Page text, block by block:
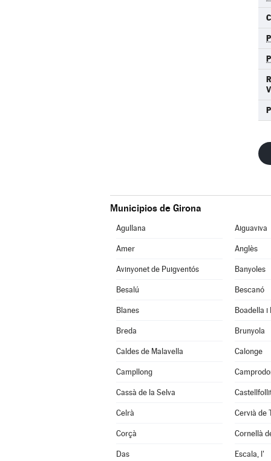
Municipios de Girona
Agullana Aiguaviva
Amer Anglès
Avinyonet de Puigventós Banyoles
Besalú Bescanó
Blanes Boadella i
Breda Brunyola
Caldes de Malavella Calonge
Campllong
Cassà de la Selva
Celrà Cervià de
Corçà Cornellà
Das Escala, l'